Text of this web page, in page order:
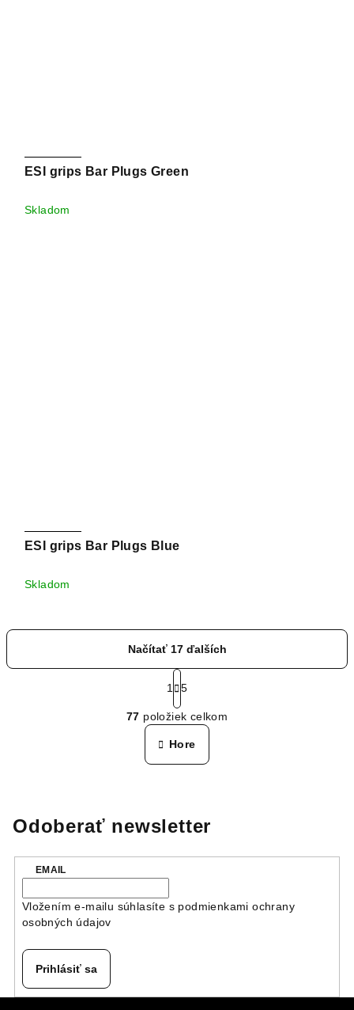
ESI grips Bar Plugs Green
Skladom
ESI grips Bar Plugs Blue
Skladom
O
v
l
i
v
p
Načítať 17 ďalších
S
t
r
á
k
o
i
1 5
77 položiek celkom
Hore
Odoberať newsletter
EMAIL
Vložením e-mailu súhlasíte s podmienkami ochrany
osobných údajov
Prihlásiť sa